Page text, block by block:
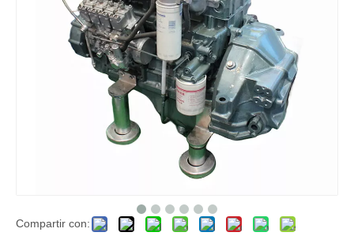
Motor diésel marino WD10C170-15, 6 cilindros, maquinaria de ingeniería refrigerada por agua, motor diésel marino para barcos industriales con bomba de agua
Compartir con: